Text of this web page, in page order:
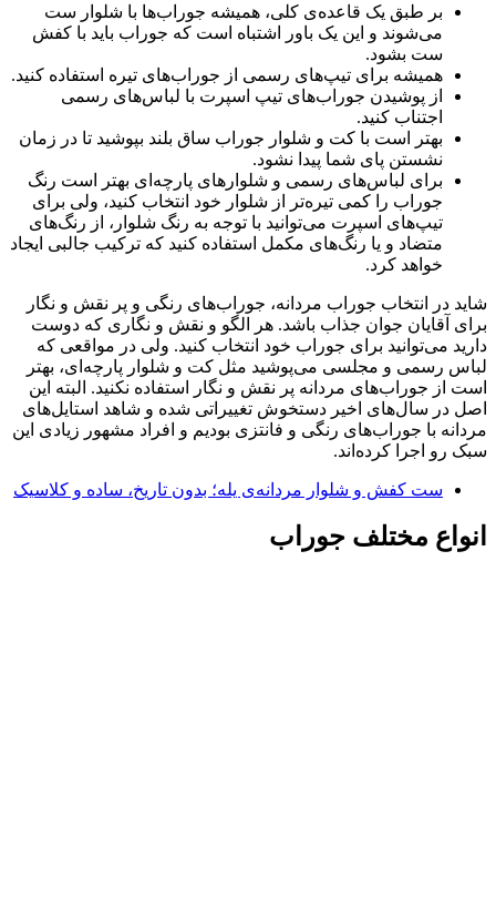
بر طبق یک قاعده‌ی کلی، همیشه جوراب‌ها با شلوار ست
می‌شوند و این یک باور اشتباه است که جوراب باید با کفش
ست بشود.
همیشه برای تیپ‌های رسمی از جوراب‌های تیره استفاده کنید.
از پوشیدن جوراب‌های تیپ اسپرت با لباس‌های رسمی
اجتناب کنید.
بهتر است با کت و شلوار جوراب ساق بلند بپوشید تا در زمان
نشستن پای شما پیدا نشود.
برای لباس‌های رسمی و شلوار‌های پارچه‌ای بهتر است رنگ
جوراب را کمی تیره‌تر از شلوار خود انتخاب کنید، ولی برای
تیپ‌های اسپرت می‌توانید با توجه به رنگ شلوار، از رنگ‌های
متضاد و یا رنگ‌های مکمل استفاده کنید که ترکیب جالبی ایجاد
خواهد کرد.
شاید در انتخاب جوراب مردانه، جوراب‌های رنگی و پر نقش و نگار
برای آقایان جوان جذاب باشد. هر الگو و نقش و نگاری که دوست
دارید می‌توانید برای جوراب خود انتخاب کنید. ولی در مواقعی که
لباس رسمی و مجلسی می‌پوشید مثل کت و شلوار پارچه‌ای، بهتر
است از جوراب‌های مردانه پر نقش و نگار استفاده نکنید. البته این
اصل در سال‌های اخیر دستخوش تغییراتی شده و شاهد استایل‌های
مردانه با جوراب‌های رنگی و فانتزی بودیم و افراد مشهور زیادی این
سبک رو اجرا کرده‌اند.
ست کفش و شلوار مردانه‌ی یله؛ بدون تاریخ، ساده و کلاسیک
انواع مختلف جوراب